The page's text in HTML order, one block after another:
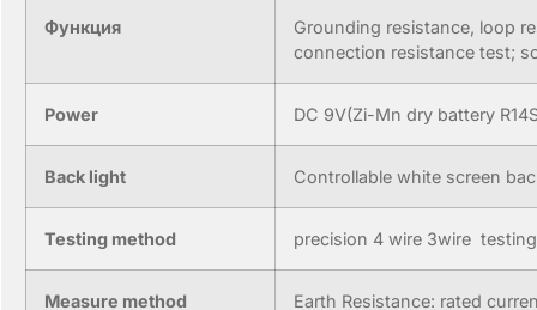
Функция
Grounding resistance, loop
connection resistance test;
Power DC 9V(Zi-Mn dry battery
Back light Controllable white screen
Testing method precision 4 wire 3wire
Measure method Earth Resistance: rated